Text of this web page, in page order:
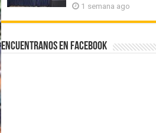
1 semana ago
Encuentranos en Facebook